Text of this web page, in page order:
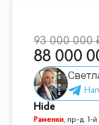
93 000 000
88 000
Hide
Раменки, пр-д. 1-